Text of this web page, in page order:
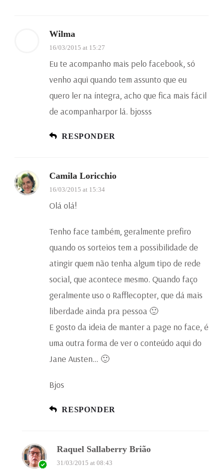
Wilma
16/03/2015 at 15:27
Eu te acompanho mais pelo facebook, só
venho aqui quando tem assunto que eu
quero ler na íntegra, acho que fica mais fácil
de acompanharpor lá. bjosss
RESPONDER
Camila Loricchio
16/03/2015 at 15:34
Olá olá!
Tenho face também, geralmente prefiro
quando os sorteios tem a possibilidade de
atingir quem não tenha algum tipo de rede
social, que acontece mesmo. Quando faço
geralmente uso o Rafflecopter, que dá mais
liberdade ainda pra pessoa 🙂
E gosto da ideia de manter a page no face, é
uma outra forma de ver o conteúdo aqui do
Jane Austen… 🙂
Bjos
RESPONDER
Raquel Sallaberry Brião
31/03/2015 at 08:43